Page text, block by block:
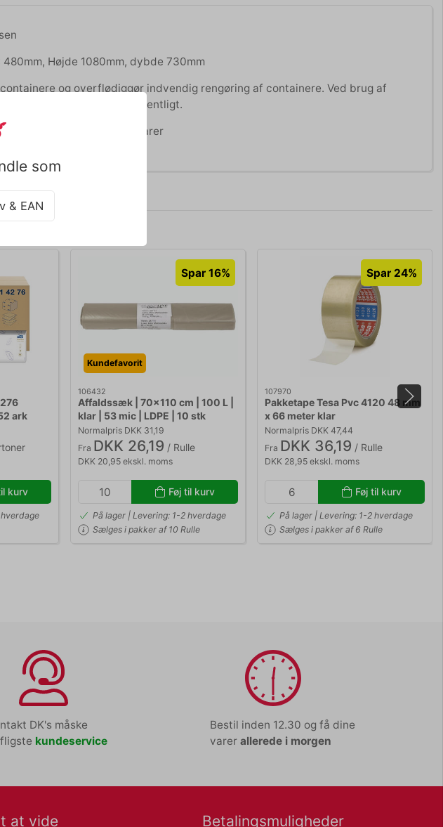
som
& EAN
Højde 1080mm, dybde 730mm
og overflødiggør indvendig rengøring af containere. Ved brug af
af skadedyr reduceret væsentligt.
til emballering af fødevarer
ark
kurv
Kundefavorit
Spar 16%
106432
Affaldssæk | 70x110 cm | 100 L |
klar | 53 mic | LDPE | 10 stk
Normalpris DKK 31,19
Fra DKK 26,19 / Rulle
DKK 20,95 ekskl. moms
Føj til kurv
På lager | Levering: 1-2 hverdage
Sælges i pakker af 10 Rulle
Spar 24%
107970
Pakketape Tesa Pvc 4120 48 mm
x 66 meter klar
Normalpris DKK 47,44
Fra DKK 36,19 / Rulle
DKK 28,95 ekskl. moms
Føj til kurv
På lager | Levering: 1-2 hverdage
Sælges i pakker af 6 Rulle
DK's måske
kundeservice
Bestil inden 12.30 og få dine
varer allerede i morgen
at vide Betalingsmuligheder